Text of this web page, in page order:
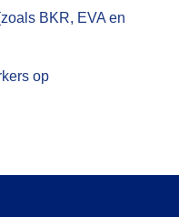
BKR, EVA en
op